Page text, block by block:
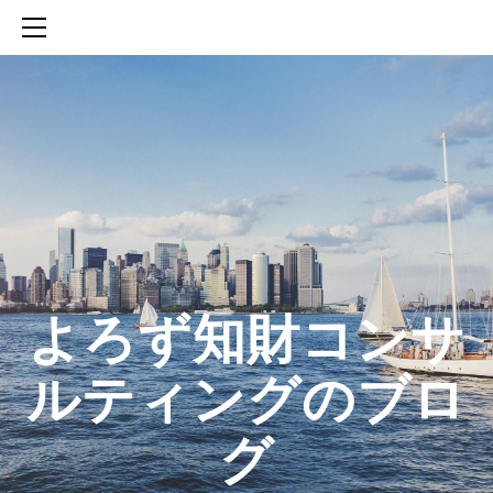
​よろず知財コンサ
ルティングのブロ
グ
SERVICES
知財活動のROICへの貢献
生成AIを活用した知財戦略の策定方法
生成AIとの「壁打ち」で、新たな発明を創出する方法